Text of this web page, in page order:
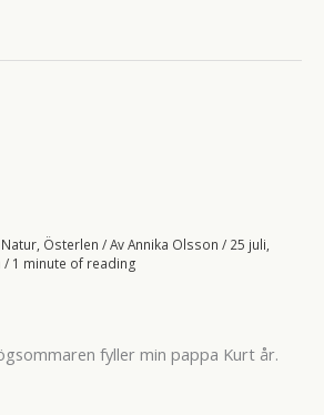
Natur Österlen / AvAnnika Olsson / 25 juli,
/ 1 minute of reading
fyller min pappa Kurt år.